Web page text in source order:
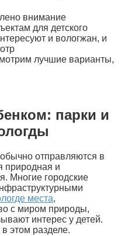
внимание
для детского
и вологжан, и
лучшие варианты,
парки и
отправляются в
природная и
Многие городские
места,
с миром природы,
интерес у детей.
этом разделе.